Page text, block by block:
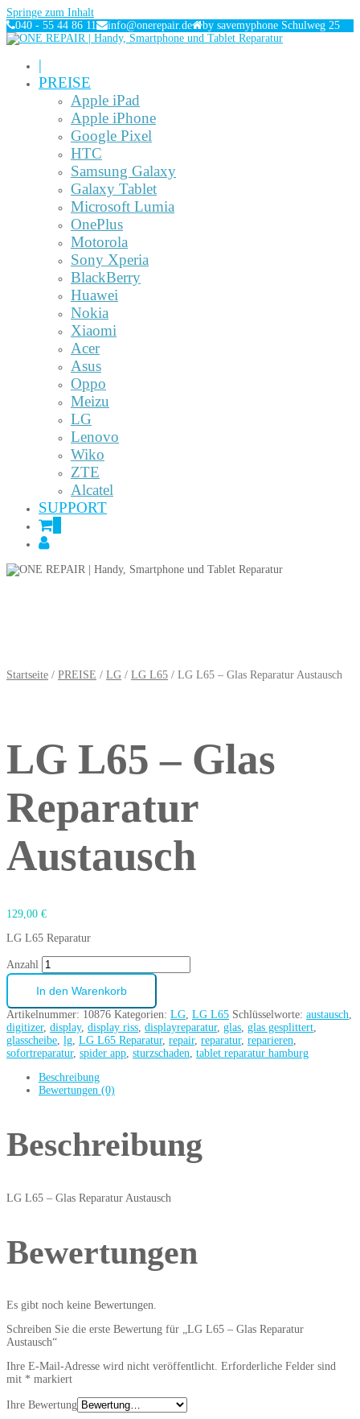
Springe zum Inhalt
040 - 55 44 86 11
info@onerepair.de by savemyphone Schulweg 25
|
PREISE
Apple iPad
Apple iPhone
Google Pixel
HTC
Samsung Galaxy
Galaxy Tablet
Microsoft Lumia
OnePlus
Motorola
Sony Xperia
BlackBerry
Huawei
Nokia
Xiaomi
Acer
Asus
Oppo
Meizu
LG
Lenovo
Wiko
ZTE
Alcatel
SUPPORT
Startseite / PREISE / LG / LG L65 / LG L65 – Glas Reparatur Austausch
LG L65 – Glas
Reparatur
Austausch
129,00 €
LG L65 Reparatur
Anzahl
In den Warenkorb
Artikelnummer: 10876 Kategorien: LG, LG L65 Schlüsselworte: austausch,
digitizer, display, display riss, displayreparatur, glas, glas gesplittert,
glasscheibe, lg, LG L65 Reparatur, repair, reparatur, reparieren,
sofortreparatur, spider app, sturzschaden, tablet reparatur hamburg
Beschreibung
Bewertungen (0)
Beschreibung
LG L65 – Glas Reparatur Austausch
Bewertungen
Es gibt noch keine Bewertungen.
Schreiben Sie die erste Bewertung für „LG L65 – Glas Reparatur
Austausch“
Ihre E-Mail-Adresse wird nicht veröffentlicht. Erforderliche Felder sind
mit * markiert
Ihre Bewertung